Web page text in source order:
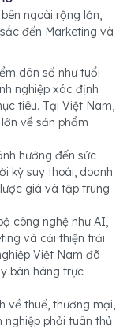
ngoài rộng lớn,
đến Marketing và
dân số như tuổi
nghiệp xác định
tiêu. Tại Việt Nam,
về sản phẩm
hưởng đến sức
kỳ suy thoái, doanh
giá và tập trung
công nghệ như AI,
và cải thiện trải
Việt Nam đã
bán hàng trực
về thuế, thương mại,
phải tuân thủ